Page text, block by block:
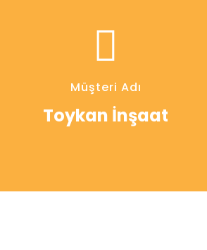
Müşteri Adı
Toykan İnşaat